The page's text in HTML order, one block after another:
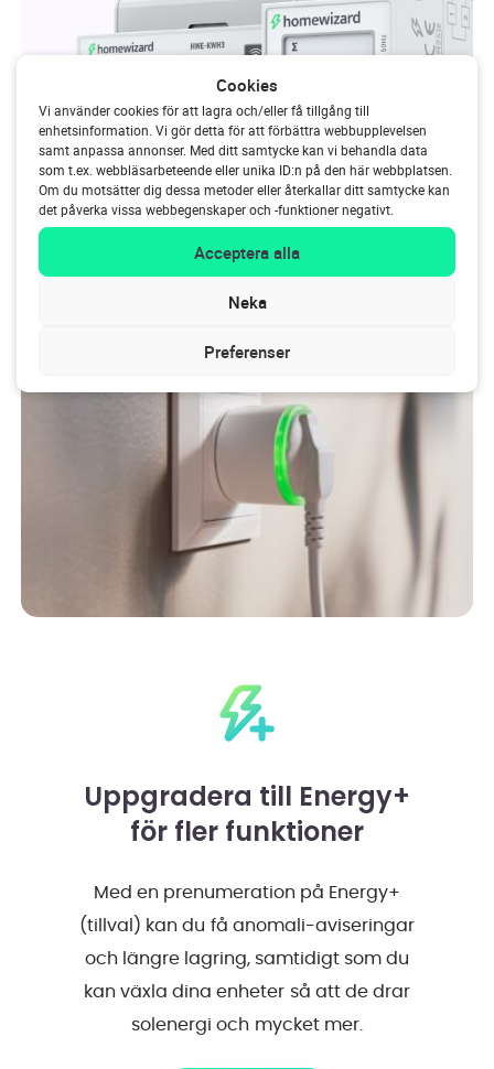
Cookies
Vi använder cookies för att lagra och/eller få tillgång till
enhetsinformation. Vi gör detta för att förbättra webbupplevelsen
samt anpassa annonser. Med ditt samtycke kan vi behandla data
som t.ex. webbläsarbeteende eller unika ID:n på den här webbplatsen.
Om du motsätter dig dessa metoder eller återkallar ditt samtycke kan
det påverka vissa webbegenskaper och -funktioner negativt.
Acceptera alla
Neka
Preferenser
Energy Socket
Mät och växla enskilda
enheter
Uppgradera till Energy+
för fler funktioner
Med en prenumeration på Energy+
(tillval) kan du få anomali-aviseringar
och längre lagring, samtidigt som du
kan växla dina enheter så att de drar
solenergi och mycket mer.